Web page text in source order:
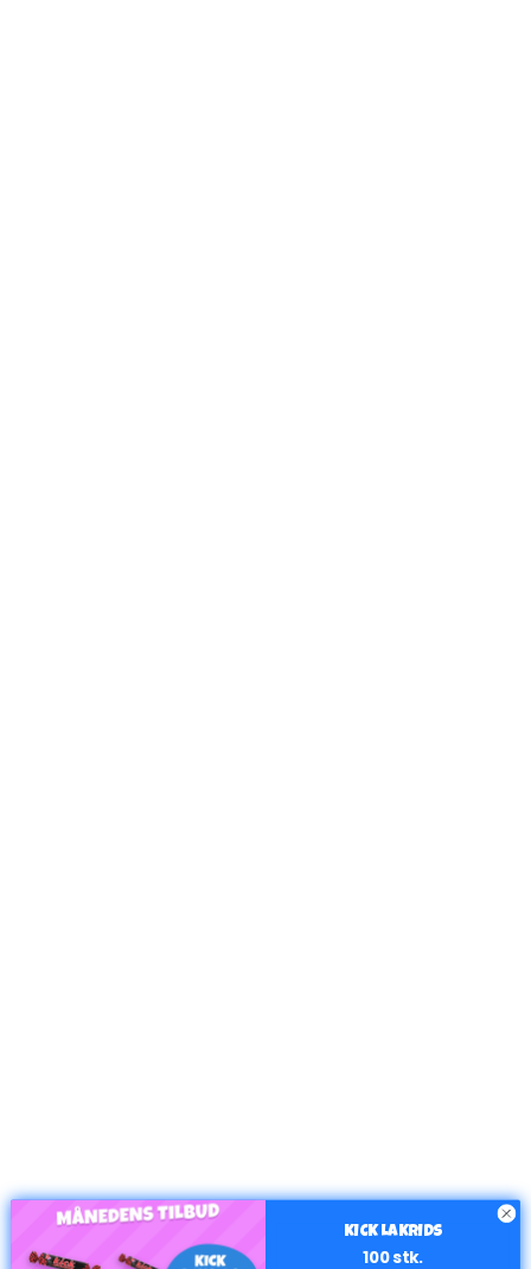
KICK LAKRIDS
100 stk.